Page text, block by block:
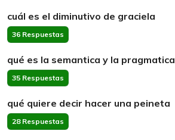
cuál es el diminutivo de graciela
36 Respuestas
qué es la semantica y la pragmatica
35 Respuestas
qué quiere decir hacer una peineta
28 Respuestas